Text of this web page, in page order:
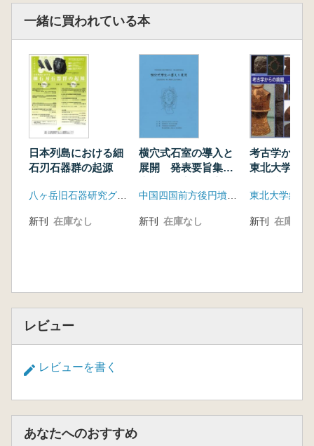
(縄文時代草創期を含む)集成に努め、開催県の
課題に即した議論を行ってきた。今回のシンポ
は違う切り口、すなわち、石器石材を定点とし
て地域性と集団の問題に迫ってみることにした
のである。第3は、今後の研究に備え、旧石器
時代研究の基礎となる石器石材の基礎資料をこ
の機会にまとめておきたいという理由からであ
る。列島全体に目を転じると、石器石材の研究
は各地で重要なテーマであり続け、着実な研究
ンポジウムが地域研究の一里塚となることを確
信するとともに、旧石器時代研究進展の一歩と
広島県の石器石材 沖 憲明
山口県の石器石材 小南裕一
徳島県の石器石材 原 芳仲
愛媛県の石器石材 池尻伸吾・多田 仁
第2部 石材と技術
瀬戸内技法の成立とその背景 絹川一徳
一緒に買われている本
日本列島における細
石刃石器群の起源
八ヶ岳旧石器研究グループ
新刊 在庫なし
横穴式石室の導入と
展開 発表要旨集・
成
中国四国前方後円墳研究会
新刊 在庫なし
考古学から
東北大学考
新刊 在庫なし
レビュー
レビューを書く
あなたへのおすすめ